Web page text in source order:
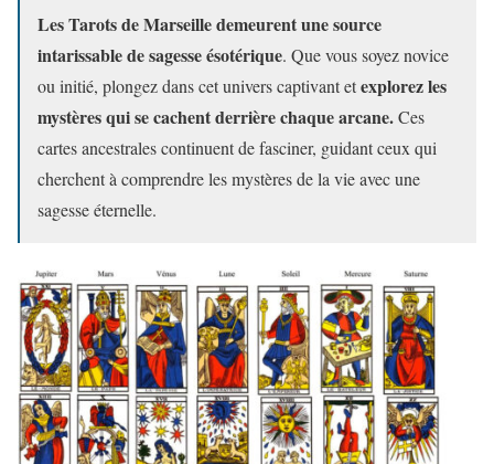
Les Tarots de Marseille demeurent une source
intarissable de sagesse ésotérique. Que vous soyez novice
ou initié, plongez dans cet univers captivant etexplorez les
mystères qui se cachent derrière chaque arcane.Ces
cartes ancestrales continuent de fasciner, guidant ceux qui
cherchent à comprendre les mystères de la vie avec une
sagesse éternelle.